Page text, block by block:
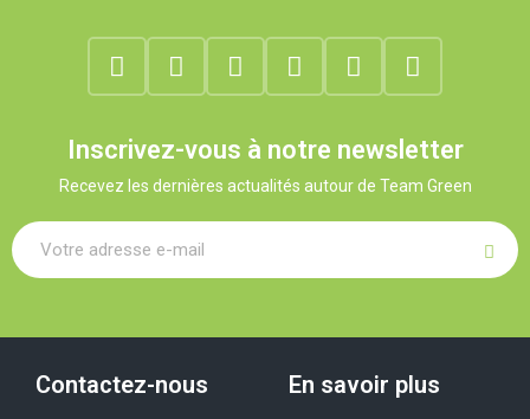
Inscrivez-vous à notre newsletter
Recevez les dernières actualités autour de Team Green
Contactez-nous En savoir plus